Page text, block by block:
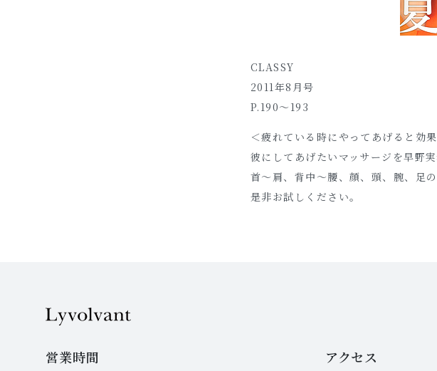
CLASSY
2011年8月号
P.190～193
＜疲れている時にやってあげると効
彼にしてあげたいマッサージを早野
首～肩、背中～腰、顔、頭、腕、足
是非お試しください。
営業時間 アクセス